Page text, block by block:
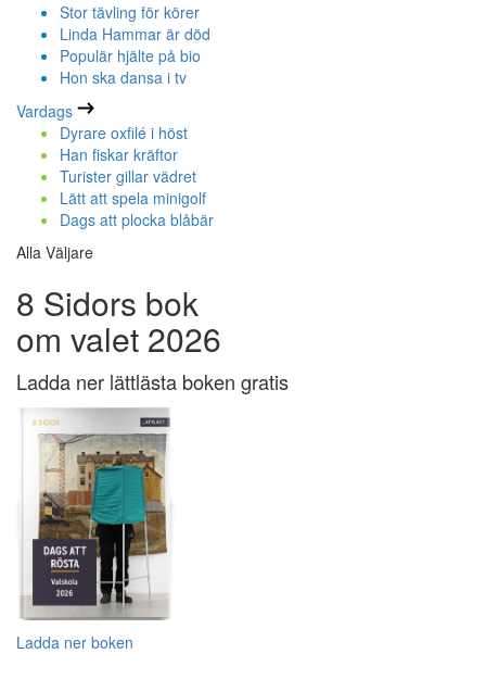
Stor tävling för körer
Linda Hammar är död
Populär hjälte på bio
Hon ska dansa i tv
Vardags
Dyrare oxfilé i höst
Han fiskar kräftor
Turister gillar vädret
Lätt att spela minigolf
Dags att plocka blåbär
Alla Väljare
8 Sidors bok
om valet 2026
Ladda ner lättlästa boken gratis
Ladda ner boken